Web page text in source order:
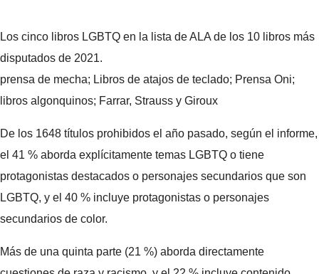
Los cinco libros LGBTQ en la lista de ALA de los 10 libros más
disputados de 2021.
prensa de mecha; Libros de atajos de teclado; Prensa Oni;
libros algonquinos; Farrar, Strauss y Giroux
De los 1648 títulos prohibidos el año pasado, según el informe,
el 41 % aborda explícitamente temas LGBTQ o tiene
protagonistas destacados o personajes secundarios que son
LGBTQ, y el 40 % incluye protagonistas o personajes
secundarios de color.
Más de una quinta parte (21 %) aborda directamente